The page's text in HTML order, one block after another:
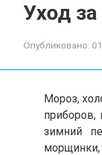
Уход
Опубликовано:
Мороз,
приборов,
зимний